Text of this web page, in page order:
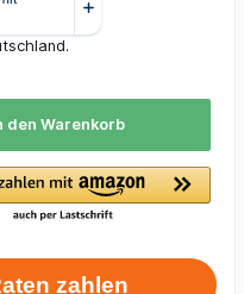
den Warenkorb